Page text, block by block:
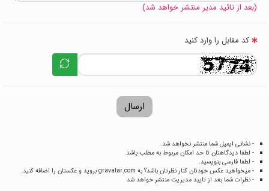
(بعد از تائید مدیر منتشر خواهد شد)
کد مقابل را وارد کنید
ارسال
- نشانی ایمیل شما منتشر نخواهد شد.
- لطفا دیدگاهتان تا حد امکان مربوط به مطلب باشد.
- لطفا فارسی بنویسید.
- میخواهید عکس خودتان کنار نظرتان باشد؟ به gravatar.com بروید و عکستان را اضافه کنید.
- نظرات شما بعد از تایید مدیریت منتشر خواهد شد